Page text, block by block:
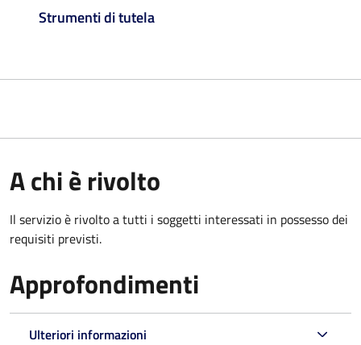
Strumenti di tutela
A chi è rivolto
Il servizio è rivolto a tutti i soggetti interessati in possesso dei
requisiti previsti.
Approfondimenti
Ulteriori informazioni